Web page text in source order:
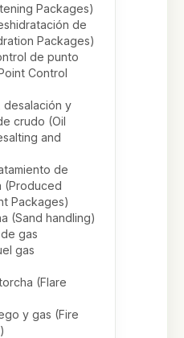
Packages)
de
Packages)
de punto
Control
desalación y
crudo (Oil
and
de
(Produced
Packages)
(Sand handling)
gas
gas
(Flare
y gas (Fire